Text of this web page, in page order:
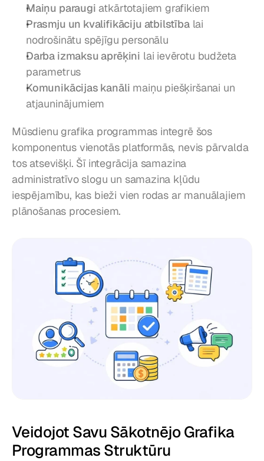
Maiņu paraugi atkārtotajiem grafikiem
Prasmju un kvalifikāciju atbilstība lai
nodrošinātu spējīgu personālu
Darba izmaksu aprēķini lai ievērotu budžeta
parametrus
Komunikācijas kanāli maiņu piešķiršanai un
atjauninājumiem
Mūsdienu grafika programmas integrē šos
komponentus vienotās platformās, nevis pārvalda
tos atsevišķi. Šī integrācija samazina
administratīvo slogu un samazina kļūdu
iespējamību, kas bieži vien rodas ar manuālajiem
plānošanas procesiem.
Veidojot Savu Sākotnējo Grafika
Programmas Struktūru